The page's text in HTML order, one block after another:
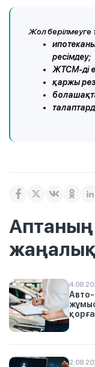
Жол берілмеуге
ресімдеу;
ЖТСМ-ді
қаржы
Аптаның
Авто-